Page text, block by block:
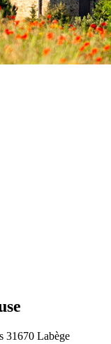
31670 Labège